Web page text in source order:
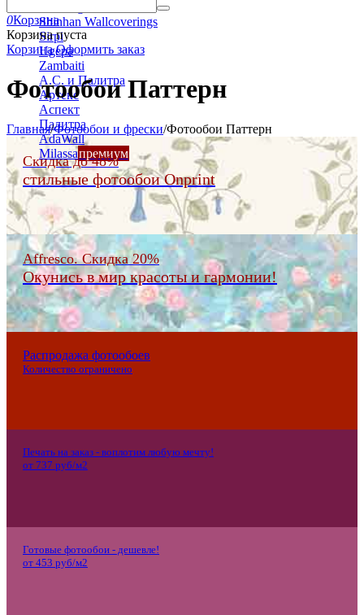
Shinhan Wallcoverings
Sirpi
Ugepa
Zambaiti
А.С. и Палитра
Артекс
Аспект
Палитра
AdaWall
Milassaпремиум
0Корзина
Корзина пуста
Корзина Оформить заказ
Фотообои Паттерн
Главная/Фотообои и фрески/Фотообои Паттерн
Скидка до 48%
стильные фотообои Onprint
Affresco. Скидка 20%
Окунись в мир красоты и гармонии!
Распродажа фотообоев
Количество ограничено
Печать на заказ - воплотим любую мечту!
от 737 руб/м2
Готовые фотообои - дешевле!
от 453 руб/м2